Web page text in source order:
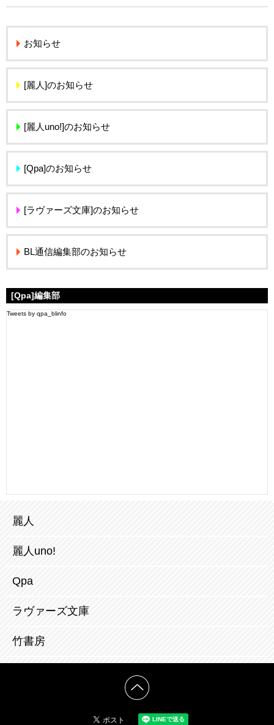
お知らせ
[麗人]のお知らせ
[麗人uno!]のお知らせ
[Qpa]のお知らせ
[ラヴァーズ文庫]のお知らせ
BL通信編集部のお知らせ
[Qpa]編集部
Tweets by qpa_blinfo
麗人
麗人uno!
Qpa
ラヴァーズ文庫
竹書房